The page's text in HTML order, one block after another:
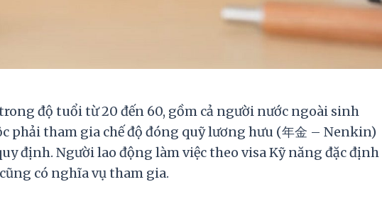
độ tuổi từ 20 đến 60, gồm cả người nước ngoài sinh
phải tham gia chế độ đóng quỹ lương hưu (年金 – Nenkin)
định. Người lao động làm việc theo visa Kỹ năng đặc định
có nghĩa vụ tham gia.